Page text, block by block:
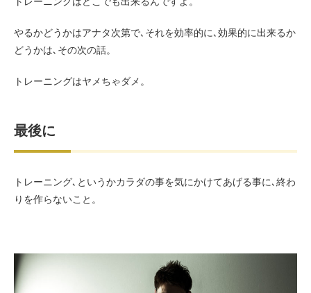
やるかどうかはアナタ次第で､それを効率的に､効果的に出来るか
どうかは､その次の話。
トレーニングはヤメちゃダメ。
最後に
トレーニング､というかカラダの事を気にかけてあげる事に､終わ
りを作らないこと。